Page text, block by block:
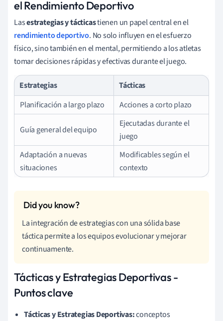
el Rendimiento Deportivo
Lasestrategias y tácticastienen un papel central en el
rendimiento deportivo. No solo influyen en el esfuerzo
físico, sino también en el mental, permitiendo a los atletas
tomar decisiones rápidas y efectivas durante el juego.
Estrategias
Tácticas
Planificación a largo plazo
Acciones a corto plazo
Guía general del equipo
Ejecutadas durante el
juego
Adaptación a nuevas
situaciones
Modificables según el
contexto
La integración de estrategias con una sólida base
táctica permite a los equipos evolucionar y mejorar
continuamente.
Tácticas y Estrategias Deportivas -
Puntos clave
Tácticas y Estrategias Deportivas:conceptos